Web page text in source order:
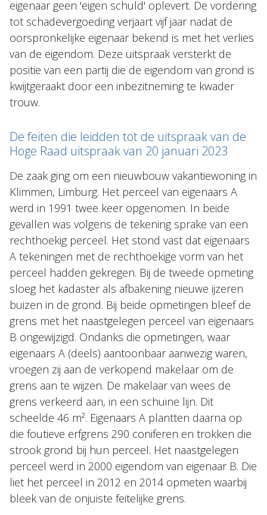
eigenaar geen 'eigen schuld' oplevert. De vordering
tot schadevergoeding verjaart vijf jaar nadat de
oorspronkelijke eigenaar bekend is met het verlies
van de eigendom. Deze uitspraak versterkt de
positie van een partij die de eigendom van grond is
kwijtgeraakt door een inbezitneming te kwader
trouw.
De feiten die leidden tot de uitspraak van de
Hoge Raad uitspraak van 20 januari 2023
De zaak ging om een nieuwbouw vakantiewoning in
Klimmen, Limburg. Het perceel van eigenaars A
werd in 1991 twee keer opgenomen. In beide
gevallen was volgens de tekening sprake van een
rechthoekig perceel. Het stond vast dat eigenaars
A tekeningen met de rechthoekige vorm van het
perceel hadden gekregen. Bij de tweede opmeting
sloeg het kadaster als afbakening nieuwe ijzeren
buizen in de grond. Bij beide opmetingen bleef de
grens met het naastgelegen perceel van eigenaars
B ongewijzigd. Ondanks die opmetingen, waar
eigenaars A (deels) aantoonbaar aanwezig waren,
vroegen zij aan de verkopend makelaar om de
grens aan te wijzen. De makelaar van wees de
grens verkeerd aan, in een schuine lijn. Dit
scheelde 46 m². Eigenaars A plantten daarna op
die foutieve erfgrens 290 coniferen en trokken die
strook grond bij hun perceel. Het naastgelegen
perceel werd in 2000 eigendom van eigenaar B. Die
liet het perceel in 2012 en 2014 opmeten waarbij
bleek van de onjuiste feitelijke grens.